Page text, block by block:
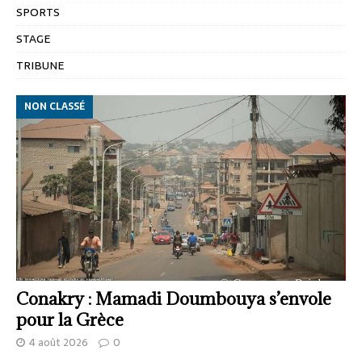
SPORTS
STAGE
TRIBUNE
Conakry : Mamadi Doumbouya s’envole
pour la Grèce
NON CLASSÉ
4 août 2026 0